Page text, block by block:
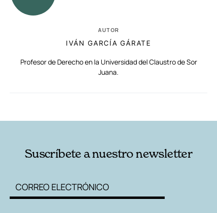
AUTOR
IVÁN GARCÍA GÁRATE
Profesor de Derecho en la Universidad del Claustro de Sor
Juana.
Suscríbete a nuestro newsletter